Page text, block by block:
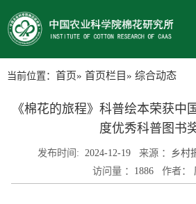
当前位置： 首页» 首页栏目» 综合动态
《棉花的旅程》科普绘本荣获中
度优秀科普图书
发布时间: 2024-12-19 来源 ：
乡村
访问量 ： 1886 作者：